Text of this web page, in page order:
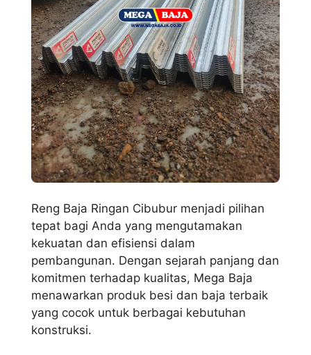
Reng Baja Ringan Cibubur menjadi pilihan
tepat bagi Anda yang mengutamakan
kekuatan dan efisiensi dalam
pembangunan. Dengan sejarah panjang dan
komitmen terhadap kualitas, Mega Baja
menawarkan produk besi dan baja terbaik
yang cocok untuk berbagai kebutuhan
konstruksi.